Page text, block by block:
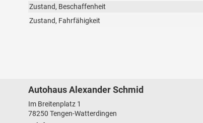
Zustand, Beschaffenheit
Zustand, Fahrfähigkeit
Autohaus Alexander Schmid
Im Breitenplatz 1
78250 Tengen-Watterdingen